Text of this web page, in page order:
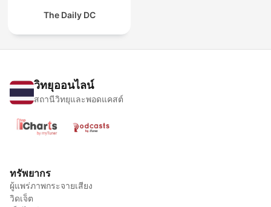
The Daily DC
วิทยุออนไลน์
สถานีวิทยุและพอดแคสต์
ทรัพยากร
ผู้แพร่ภาพกระจายเสียง
วิดเจ็ต